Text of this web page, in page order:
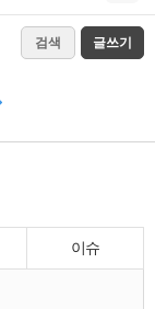
검색 글쓰기
이슈